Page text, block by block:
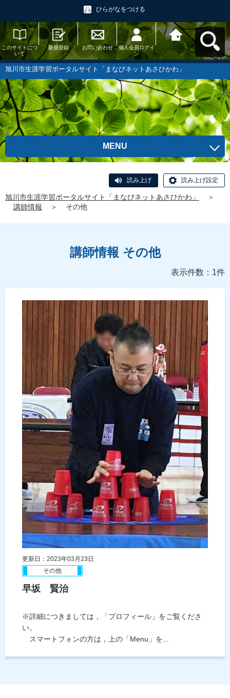
ひらがなをつける
このサイトにつ
いて
新規登録 お問い合わせ
個人会員ログイ
ン
旭川市生涯学習
ポータルサイト
「まなびネット
あさひかわ」へ
戻る
旭川市生涯学習ポータルサイト「まなびネットあさひかわ」
MENU
読み上げ 読み上げ設定
旭川市生涯学習ポータルサイト「まなびネットあさひかわ」
＞
講師情報
＞ その他
講師情報 その他
表示件数：1件
更新日：2023年03月23日
その他
早坂 賢治
※詳細につきましては，「プロフィール」をご覧くださ
い。
スマートフォンの方は，上の「Menu」を...